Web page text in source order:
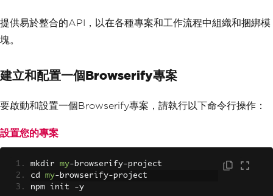
提供易於整合的API，以在各種專案和工作流程中組織和捆綁模
塊。
建立和配置一個Browserify專案
要啟動和設置一個Browserify專案，請執行以下命令行操作：
設置您的專案
mkdir my- browserify-project
cd my- browserify-project
npm init -y